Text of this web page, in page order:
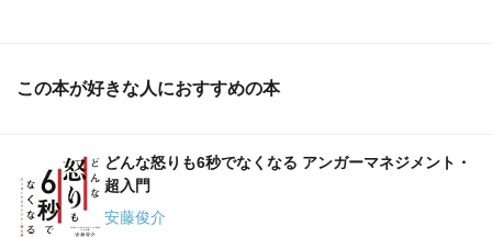
この本が好きな人におすすめの本
どんな怒りも6秒でなくなる アンガーマネジメント・
超入門
安藤俊介